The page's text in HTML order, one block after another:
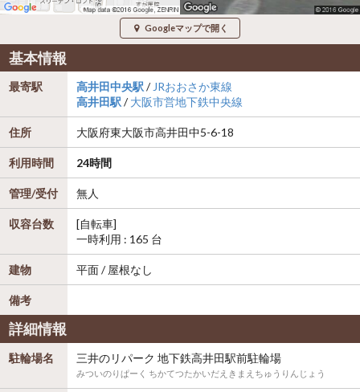
Googleマップで開く
基本情報
最寄駅 高井田中央駅 / JRおおさか東線
高井田駅 /大阪市営地下鉄中央線
住所 大阪府東大阪市高井田中5-6-18
利用時間 24時間
管理/受付 無人
収容台数
[自転車]
一時利用 : 165 台
建物 平面 / 屋根なし
備考
詳細情報
駐輪場名 三井のリパーク 地下鉄高井田駅前駐輪場
みついのりぱーく ちかてつたかいだえきまえちゅうりんじょう